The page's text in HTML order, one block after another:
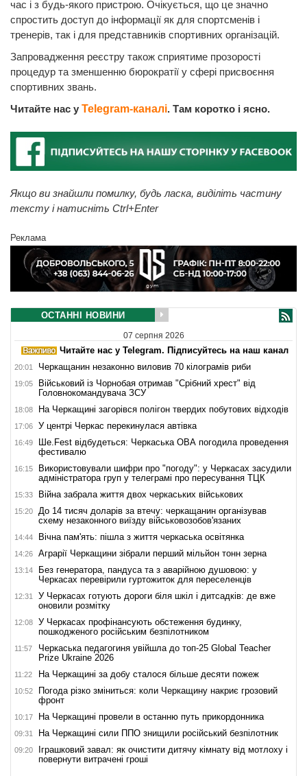
час і з будь-якого пристрою. Очікується, що це значно
спростить доступ до інформації як для спортсменів і
тренерів, так і для представників спортивних організацій.
Запровадження реєстру також сприятиме прозорості
процедур та зменшенню бюрократії у сфері присвоєння
спортивних звань.
Читайте нас у Telegram-каналі. Там коротко і ясно.
Якщо ви знайшли помилку, будь ласка, виділіть частину
тексту і натисніть Ctrl+Enter
Реклама
ОСТАННІ НОВИНИ
07 серпня 2026
Читайте нас у Telegram. Підписуйтесь на наш канал
20:01 Черкащанин незаконно виловив 70 кілограмів риби
19:05
Військовий із Чорнобая отримав "Срібний хрест" від
Головнокомандувача ЗСУ
18:08 На Черкащині загорівся полігон твердих побутових відходів
17:06 У центрі Черкас перекинулася автівка
16:49
Ше.Fest відбудеться: Черкаська ОВА погодила проведення
фестивалю
16:15
Використовували шифри про "погоду": у Черкасах засудили
адміністратора груп у телеграмі про пересування ТЦК
15:33 Війна забрала життя двох черкаських військових
15:20
До 14 тисяч доларів за втечу: черкащанин організував
схему незаконного виїзду військовозобов'язаних
14:44 Вічна пам'ять: пішла з життя черкаська освітянка
14:26 Аграрії Черкащини зібрали перший мільйон тонн зерна
13:14
Без генератора, пандуса та з аварійною душовою: у
Черкасах перевірили гуртожиток для переселенців
12:31
У Черкасах готують дороги біля шкіл і дитсадків: де вже
оновили розмітку
12:08
У Черкасах профінансують обстеження будинку,
пошкодженого російським безпілотником
11:57
Черкаська педагогиня увійшла до топ-25 Global Teacher
Prize Ukraine 2026
11:22 На Черкащині за добу сталося більше десяти пожеж
10:52
Погода різко зміниться: коли Черкащину накриє грозовий
фронт
10:17 На Черкащині провели в останню путь прикордонника
09:31 На Черкащині сили ППО знищили російський безпілотник
09:20
Іграшковий завал: як очистити дитячу кімнату від мотлоху і
повернути витрачені гроші